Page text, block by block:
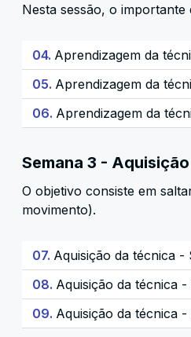
Nesta sessão, o
04. Aprendizagem da
05. Aprendizagem da
06. Aprendizagem da
Semana 3 -
O objetivo consiste em
movimento).
07. Aquisição da técnica -
08. Aquisição da técnica -
09. Aquisição da técnica -